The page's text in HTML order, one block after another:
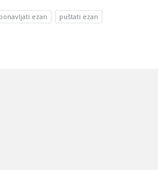
ponavljati ezan puštati ezan